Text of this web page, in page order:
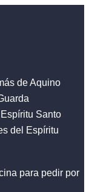
de Aquino
Santo
del Espíritu
para pedir por